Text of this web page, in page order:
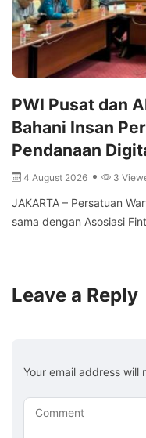
PWI Pusat dan
Bahani Insan
Pendanaan
4 August 2026 3
JAKARTA – Persatuan
sama dengan Asosiasi
Leave a Reply
Your email address will
Comment